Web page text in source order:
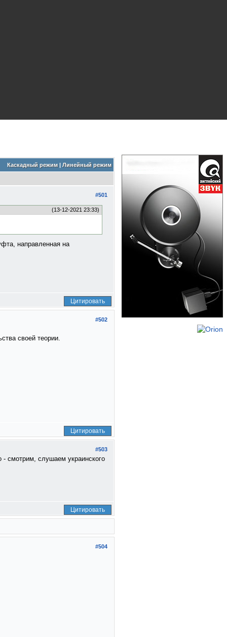
Каскадный режим| Линейный режим
#501
(13-12-2021 23:33)
направленная на
Цитировать
#502
своей теории.
Цитировать
#503
- смотрим, слушаем украинского
Цитировать
#504